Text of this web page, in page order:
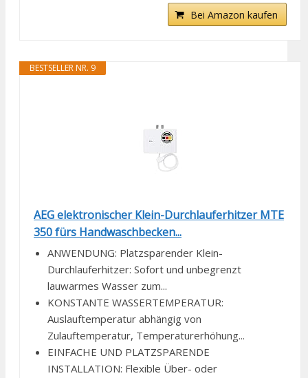
Bei Amazon kaufen
BESTSELLER NR. 9
AEG elektronischer Klein-Durchlauferhitzer MTE
350 fürs Handwaschbecken...
ANWENDUNG: Platzsparender Klein-
Durchlauferhitzer: Sofort und unbegrenzt
lauwarmes Wasser zum...
KONSTANTE WASSERTEMPERATUR:
Auslauftemperatur abhängig von
Zulauftemperatur, Temperaturerhöhung...
EINFACHE UND PLATZSPARENDE
INSTALLATION: Flexible Über- oder